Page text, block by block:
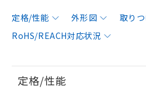
定格/性能 外形図 取り
RoHS/REACH対応状況
定格/性能